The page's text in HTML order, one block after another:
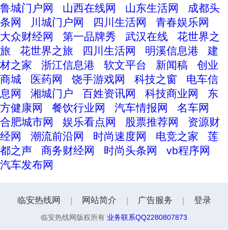
鲁城门户网
山西在线网 山东生活网
成都头
条网
川城门户网 四川生活网
青春娱乐网
大众财经网
第一品牌秀 武汉在线
花世界之
旅
花世界之旅 四川生活网 明溪信息港
建
材之家
浙江信息港 软文平台 新闻稿
创业
商城
医药网 饶手游戏网 科技之窗
电车信
息网
湘城门户 百姓资讯网 科技商业网
东
方健康网
餐饮行业网 汽车情报网
名车网
合肥城市网
娱乐看点网 股票推荐网
资源财
经网
潮流前沿网 时尚速度网 电竞之家
莲
都之声
商务财经网 时尚头条网
vb程序网
汽车发布网
临安热线网 网站简介 广告服务 登录
临安热线网版权所有 业务联系QQ2280807873